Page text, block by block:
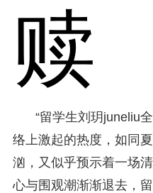
赎
“留学生刘玥juneliu
络上激起的热度，如同
汹，又似乎预示着一场
心与围观潮渐渐退去，